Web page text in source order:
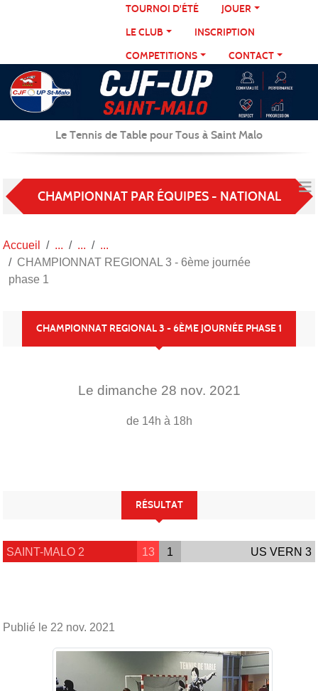
TOURNOI D'ÉTÉ
JOUER
LE CLUB
INSCRIPTION
COMPETITIONS
CONTACT
Le Tennis de Table pour Tous à Saint Malo
CHAMPIONNAT PAR ÉQUIPES - NATIONAL
Accueil
CHAMPIONNAT REGIONAL 3 - 6ème journée
phase 1
CHAMPIONNAT REGIONAL 3 - 6ÈME JOURNÉE PHASE 1
Le dimanche 28 nov. 2021
de 14h à 18h
RÉSULTAT
SAINT-MALO 2 13 1 US VERN 3
Publié le 22 nov. 2021
Panneau de gestion des cookies